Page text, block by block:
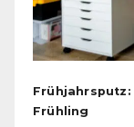
Frühling